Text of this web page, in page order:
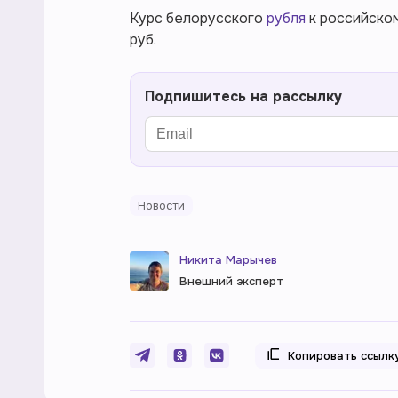
Курс белорусского рубля к
руб.
Подпишитесь на рассылку
Новости
Никита Марычев
Внешний эксперт
Копировать